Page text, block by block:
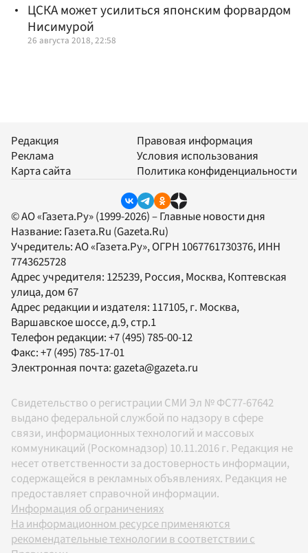
ЦСКА может усилиться японским форвардом
Нисимурой
26 августа 2018, 22:58
Редакция
Реклама
Карта сайта
Правовая информация
Условия использования
Политика конфиденциальности
© АО «Газета.Ру» (1999-2026) – Главные новости дня
Название: Газета.Ru (Gazeta.Ru)
Учредитель:АО «Газета.Ру», ОГРН 1067761730376, ИНН
7743625728
Адрес учредителя: 125239, Россия, Москва, Коптевская
улица, дом 67
Адрес редакции и издателя: 117105, г. Москва,
Варшавское шоссе, д.9, стр.1
Телефон редакции:+7 (495) 785-00-12
Факс:+7 (495) 785-17-01
Электронная почта:gazeta@gazeta.ru
Свидетельство о регистрации СМИ Эл № ФС77-67642
выдано федеральной службой по надзору в сфере
связи, информационных технологий и массовых
коммуникаций (Роскомнадзор) 10.11.2016 г. Редакция не
несет ответственности за достоверность информации,
содержащейся в рекламных объявлениях. Редакция не
предоставляет справочной информации.
Информация об ограничениях
На информационном ресурсе применяются
рекомендательные технологии в соответствии с